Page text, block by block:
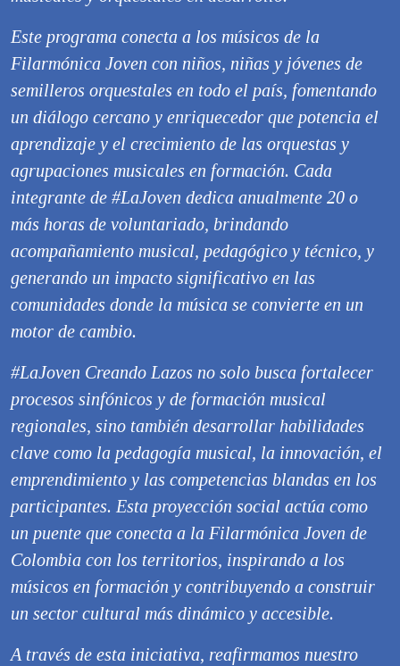
Este programa conecta a los músicos de la
Filarmónica Joven con niños, niñas y jóvenes de
semilleros orquestales en todo el país, fomentando
un diálogo cercano y enriquecedor que potencia el
aprendizaje y el crecimiento de las orquestas y
agrupaciones musicales en formación. Cada
integrante de #LaJoven dedica anualmente 20 o
más horas de voluntariado, brindando
acompañamiento musical, pedagógico y técnico, y
generando un impacto significativo en las
comunidades donde la música se convierte en un
motor de cambio.
#LaJoven Creando Lazos no solo busca fortalecer
procesos sinfónicos y de formación musical
regionales, sino también desarrollar habilidades
clave como la pedagogía musical, la innovación, el
emprendimiento y las competencias blandas en los
participantes. Esta proyección social actúa como
un puente que conecta a la Filarmónica Joven de
Colombia con los territorios, inspirando a los
músicos en formación y contribuyendo a construir
un sector cultural más dinámico y accesible.
A través de esta iniciativa, reafirmamos nuestro